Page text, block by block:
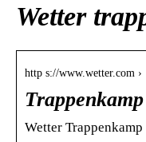
Wetter
http s://www.wetter.com
Wetter Trappenkamp